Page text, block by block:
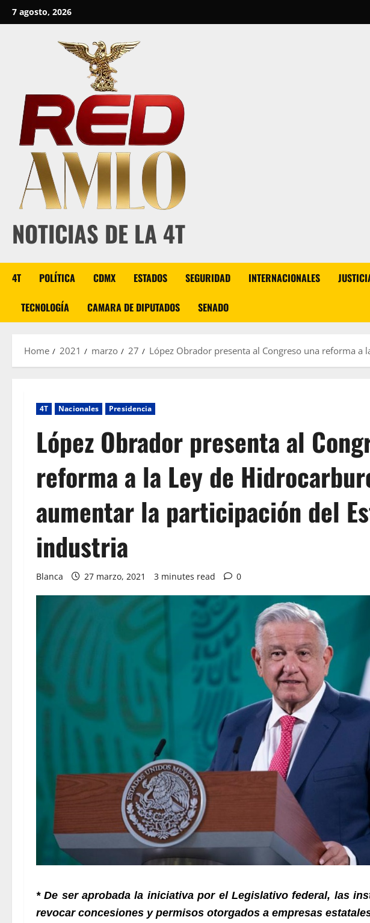
Skip
to
7 agosto, 2026
NOTICIAS DE LA 4T
4T POLÍTICA CDMX ESTADOS SEGURIDAD INTERNACIONALES
TECNOLOGÍA CAMARA DE DIPUTADOS SENADO
Home 2021 marzo 27 López Obrador presenta al Congreso una reforma
4T Nacionales Presidencia
López Obrador presenta al
reforma a la Ley de
aumentar la participación del
industria
Blanca 27 marzo, 2021 3 minutes read 0
* De ser aprobada la iniciativa por el Legislativo federal, las
revocar concesiones y permisos otorgados a empresas